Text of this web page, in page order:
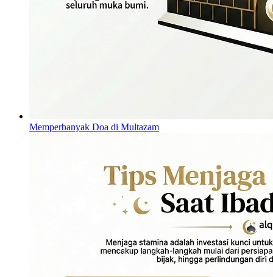
Memperbanyak Doa di Multazam